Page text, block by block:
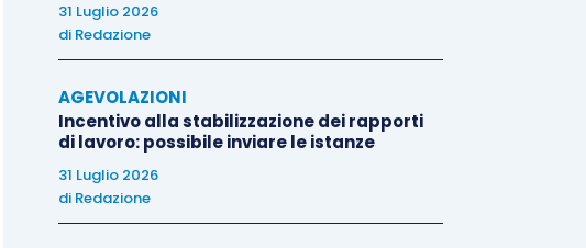
31 Luglio 2026
di Redazione
AGEVOLAZIONI
Incentivo alla stabilizzazione dei rapporti
di lavoro: possibile inviare le istanze
31 Luglio 2026
di Redazione